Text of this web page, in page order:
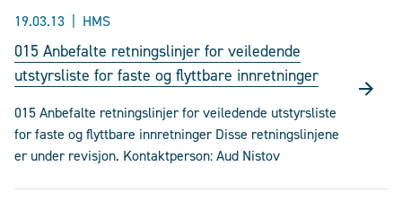
19.03.13 HMS
015 Anbefalte retningslinjer for veiledende
utstyrsliste for faste og flyttbare innretninger
015 Anbefalte retningslinjer for veiledende utstyrsliste
for faste og flyttbare innretninger Disse retningslinjene
er under revisjon. Kontaktperson: Aud Nistov